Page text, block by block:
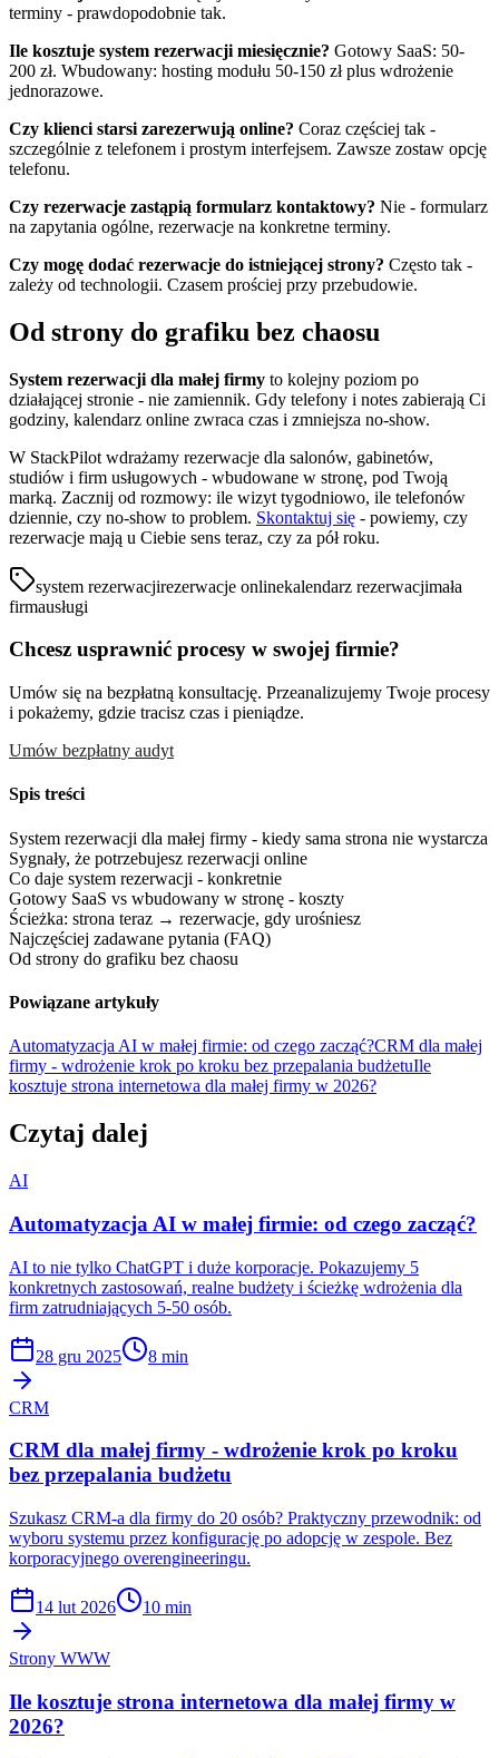
terminy - prawdopodobnie tak.
Ile kosztuje system rezerwacji miesięcznie? Gotowy SaaS: 50-
200 zł. Wbudowany: hosting modułu 50-150 zł plus wdrożenie
jednorazowe.
Czy klienci starsi zarezerwują online? Coraz częściej tak -
szczególnie z telefonem i prostym interfejsem. Zawsze zostaw opcję
telefonu.
Czy rezerwacje zastąpią formularz kontaktowy? Nie - formularz
na zapytania ogólne, rezerwacje na konkretne terminy.
Czy mogę dodać rezerwacje do istniejącej strony? Często tak -
zależy od technologii. Czasem prościej przy przebudowie.
Od strony do grafiku bez chaosu
System rezerwacji dla małej firmy to kolejny poziom po
działającej stronie - nie zamiennik. Gdy telefony i notes zabierają Ci
godziny, kalendarz online zwraca czas i zmniejsza no-show.
W StackPilot wdrażamy rezerwacje dla salonów, gabinetów,
studiów i firm usługowych - wbudowane w stronę, pod Twoją
marką. Zacznij od rozmowy: ile wizyt tygodniowo, ile telefonów
dziennie, czy no-show to problem. Skontaktuj się - powiemy, czy
rezerwacje mają u Ciebie sens teraz, czy za pół roku.
system rezerwacjirezerwacje onlinekalendarz rezerwacjimała
firmausługi
Chcesz usprawnić procesy w swojej firmie?
Umów się na bezpłatną konsultację. Przeanalizujemy Twoje procesy
i pokażemy, gdzie tracisz czas i pieniądze.
Umów bezpłatny audyt
Spis treści
System rezerwacji dla małej firmy - kiedy sama strona nie wystarcza
Sygnały, że potrzebujesz rezerwacji online
Co daje system rezerwacji - konkretnie
Gotowy SaaS vs wbudowany w stronę - koszty
Ścieżka: strona teraz → rezerwacje, gdy urośniesz
Najczęściej zadawane pytania (FAQ)
Od strony do grafiku bez chaosu
Powiązane artykuły
Automatyzacja AI w małej firmie: od czego zacząć?CRM dla małej
firmy - wdrożenie krok po kroku bez przepalania budżetuIle
kosztuje strona internetowa dla małej firmy w 2026?
Czytaj dalej
AI
Automatyzacja AI w małej firmie: od czego zacząć?
AI to nie tylko ChatGPT i duże korporacje. Pokazujemy 5
konkretnych zastosowań, realne budżety i ścieżkę wdrożenia dla
firm zatrudniających 5-50 osób.
28 gru 2025 8 min
CRM
CRM dla małej firmy - wdrożenie krok po kroku
bez przepalania budżetu
Szukasz CRM-a dla firmy do 20 osób? Praktyczny przewodnik: od
wyboru systemu przez konfigurację po adopcję w zespole. Bez
korporacyjnego overengineeringu.
14 lut 2026 10 min
Strony WWW
Ile kosztuje strona internetowa dla małej firmy w
2026?